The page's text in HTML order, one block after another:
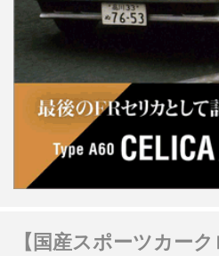
【国産スポーツカー